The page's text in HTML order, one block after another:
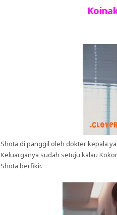
Shota di panggil oleh dokter kepala
Keluarganya sudah setuju kalau
Shota berfikir.